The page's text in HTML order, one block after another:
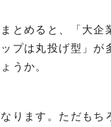
とめると、「大企
プは丸投げ型」が
うか。
ります。ただもち